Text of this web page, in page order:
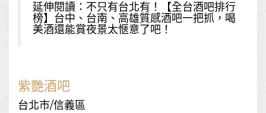
延伸閱讀： 不只有台北有！【全台酒吧排行
榜】台中、台南、高雄質感酒吧一把抓，喝
美酒還能賞夜景太愜意了吧！
紫艷酒吧
台北市/信義區